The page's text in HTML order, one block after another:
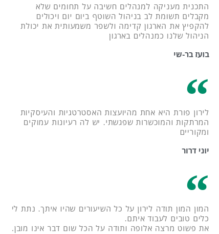
התכנית מעניקה למנהלים חשיבה על תחומים שלא
מקבלים תשומת לב בניהול השוטף ביום יום ויכולים
להקפיץ את הארגון קדימה ולשפר משמעותית את יכולת
הניהול שלנו כמנהלים בארגון
בועז בר-שי
לירון פורת היא אחת מהיועצות האסטרטגיות והעיסקיות
המרתקות והמוכשרות שפגשתי. יש לה רעיונות עמוקים
ומקוריים
יוני דרור
המון המון תודה לירון על כל השיעורים שהיו איתך. נתת לי
כלים טובים לעבוד איתם.
את פשוט מרצה אלופה ותודה על הכל שום דבר אינו מובן.